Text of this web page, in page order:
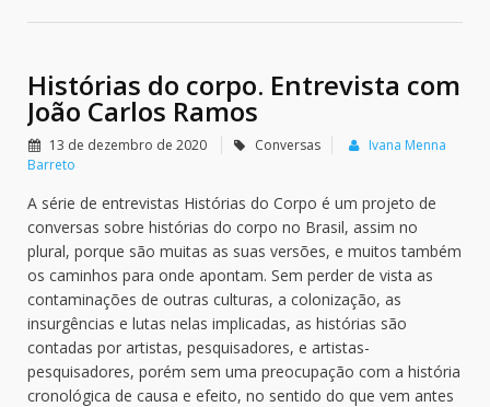
Histórias do corpo. Entrevista com
João Carlos Ramos
13 de dezembro de 2020 Conversas
Ivana Menna
Barreto
A série de entrevistas Histórias do Corpo é um projeto de
conversas sobre histórias do corpo no Brasil, assim no
plural, porque são muitas as suas versões, e muitos também
os caminhos para onde apontam. Sem perder de vista as
contaminações de outras culturas, a colonização, as
insurgências e lutas nelas implicadas, as histórias são
contadas por artistas, pesquisadores, e artistas-
pesquisadores, porém sem uma preocupação com a história
cronológica de causa e efeito, no sentido do que vem antes